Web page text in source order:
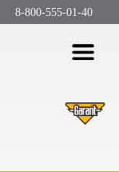
8-800-555-01-40